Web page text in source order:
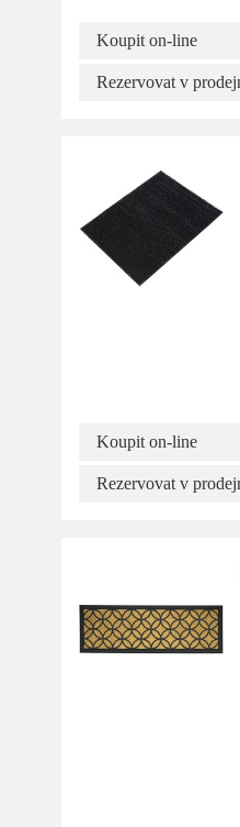
Koupit on-line
Rezervovat v
Koupit on-line
Rezervovat v